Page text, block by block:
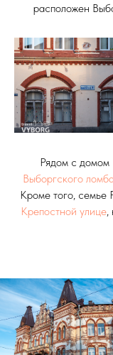
расположен
Рядом с домом
Выборгского
Кроме того, семье
Крепостной улице,